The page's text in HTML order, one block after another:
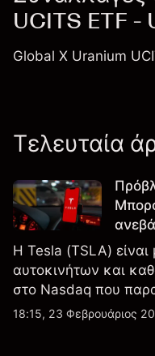
UCITS ETF -
Global X Uranium
Τελευταία
Η Tesla (TSLA) είναι
αυτοκινήτων και
στο Nasdaq που
απόδοση κερδών, τα
18:15, 23 Φεβρουάριος